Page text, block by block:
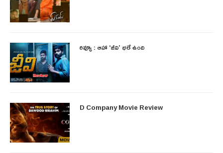
రివ్యూ : ఆహా ‘జీవి’ భలే ఉంది
D Company Movie Review